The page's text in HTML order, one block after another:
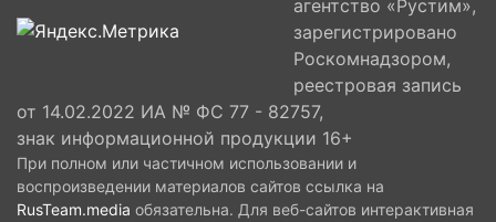
агентство «Рустим»,
зарегистрировано
Роскомнадзором,
реестровая запись
от 14.02.2022 ИА № ФС 77 - 82757,
знак информационной продукции 16+
При полном или частичном использовании и
воспроизведении материалов сайтов ссылка на
RusTeam.media обязательна. Для веб-сайтов интерактивная